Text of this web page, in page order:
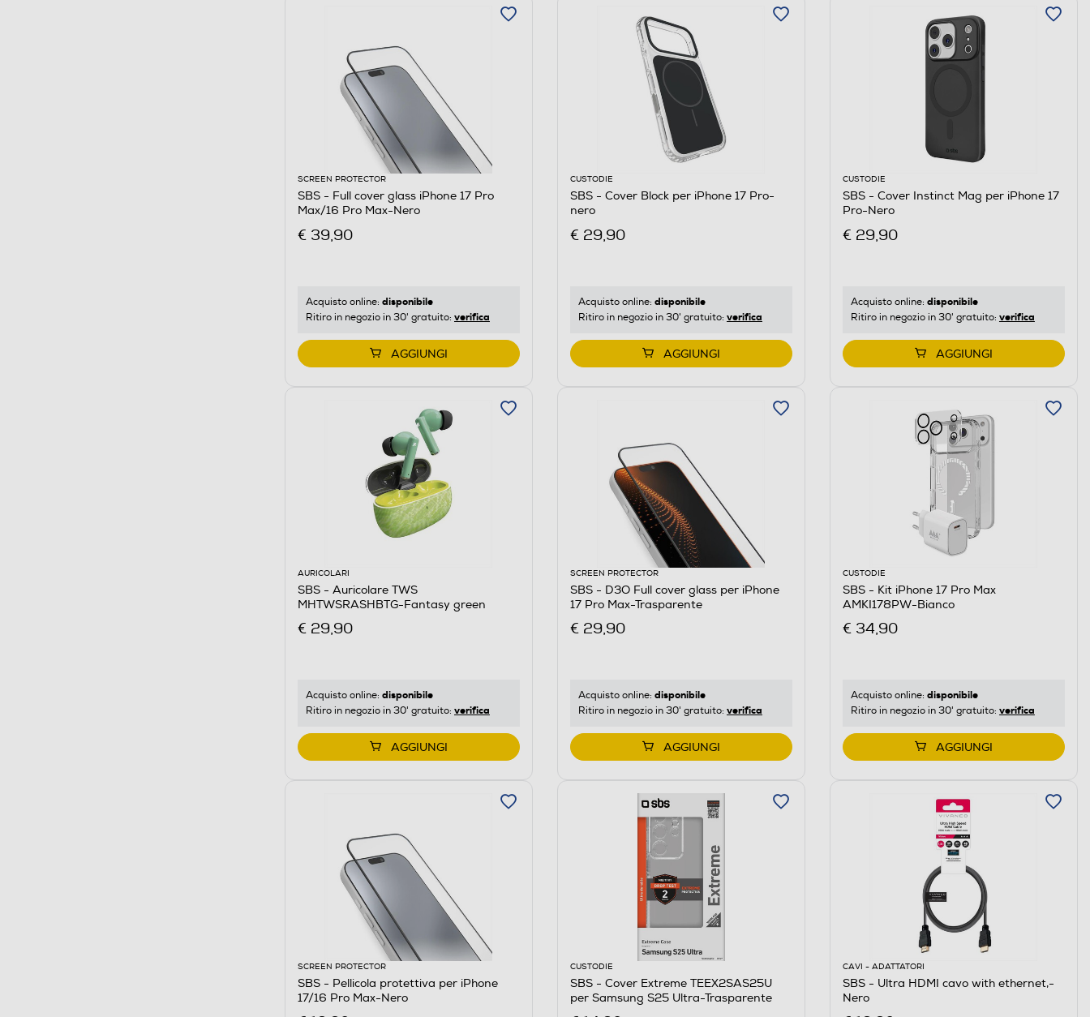
SCREEN PROTECTOR
SBS - Full cover glass iPhone 17 Pro
Max/16 Pro Max-Nero
€ 39,90
Acquisto online: disponibile
Ritiro in negozio in 30' gratuito: verifica
AGGIUNGI
CUSTODIE
SBS - Cover Block per iPhone 17 Pro-
nero
€ 29,90
Acquisto online: disponibile
Ritiro in negozio in 30' gratuito: verifica
AGGIUNGI
CUSTODIE
SBS - Cover Instinct Mag per iPhone 17
Pro-Nero
€ 29,90
Acquisto online: disponibile
Ritiro in negozio in 30' gratuito: verifica
AGGIUNGI
AURICOLARI
SBS - Auricolare TWS
MHTWSRASHBTG-Fantasy green
€ 29,90
Acquisto online: disponibile
Ritiro in negozio in 30' gratuito: verifica
AGGIUNGI
SCREEN PROTECTOR
SBS - D3O Full cover glass per iPhone
17 Pro Max-Trasparente
€ 29,90
Acquisto online: disponibile
Ritiro in negozio in 30' gratuito: verifica
AGGIUNGI
CUSTODIE
SBS - Kit iPhone 17 Pro Max
AMKI178PW-Bianco
€ 34,90
Acquisto online: disponibile
Ritiro in negozio in 30' gratuito: verifica
AGGIUNGI
SCREEN PROTECTOR
SBS - Pellicola protettiva per iPhone
17/16 Pro Max-Nero
CUSTODIE
SBS - Cover Extreme TEEX2SAS25U
per Samsung S25 Ultra-Trasparente
CAVI - ADATTATORI
SBS - Ultra HDMI cavo with ethernet,-
Nero